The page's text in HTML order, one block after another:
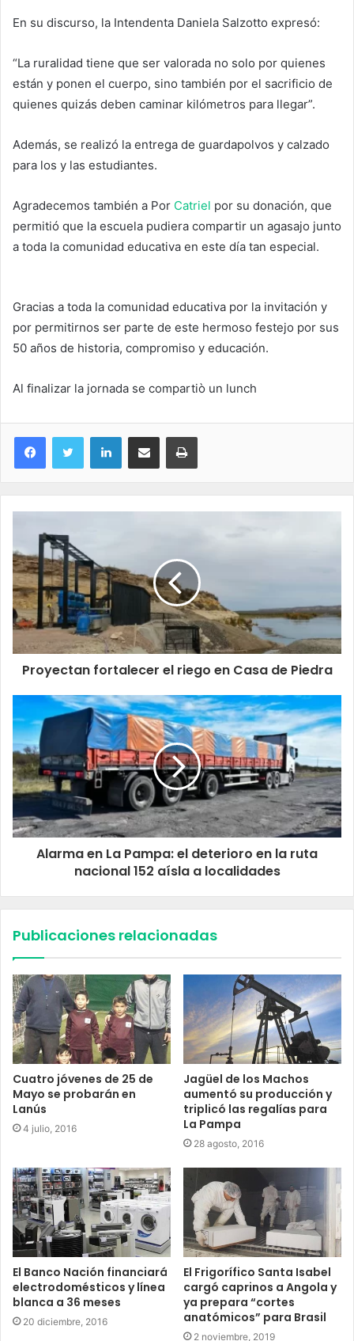
En su discurso, la Intendenta Daniela Salzotto expresó:
“La ruralidad tiene que ser valorada no solo por quienes
están y ponen el cuerpo, sino también por el sacrificio de
quienes quizás deben caminar kilómetros para llegar”.
Además, se realizó la entrega de guardapolvos y calzado
para los y las estudiantes.
Agradecemos también a Por Catriel por su donación, que
permitió que la escuela pudiera compartir un agasajo junto
a toda la comunidad educativa en este día tan especial.
Gracias a toda la comunidad educativa por la invitación y
por permitirnos ser parte de este hermoso festejo por sus
50 años de historia, compromiso y educación.
Al finalizar la jornada se compartiò un lunch
LinkedInCompartir por correo electrónicoImprimir
Proyectan fortalecer el riego en Casa de Piedra
Alarma en La Pampa: el deterioro en la ruta
nacional 152 aísla a localidades
Publicaciones relacionadas
Cuatro jóvenes de 25 de
Mayo se probarán en
Lanús
4 julio, 2016
Jagüel de los Machos
aumentó su producción y
triplicó las regalías para
La Pampa
28 agosto, 2016
El Banco Nación financiará
electrodomésticos y línea
blanca a 36 meses
20 diciembre, 2016
El Frigorífico Santa Isabel
cargó caprinos a Angola y
ya prepara “cortes
anatómicos” para Brasil
2 noviembre, 2019